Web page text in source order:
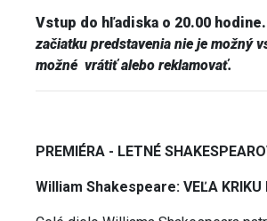
Vstup do hľadiska o 20.00 hodine.
začiatku predstavenia nie je možný
možné vrátiť alebo reklamovať.
PREMIÉRA - LETNÉ
William Shakespeare: VEĽA KRIKU